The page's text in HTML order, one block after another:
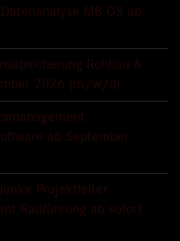
MB.OS ab
Rohbau &
2026 (m/w/d)
ab September
Projektleiter
Radführung ab sofort